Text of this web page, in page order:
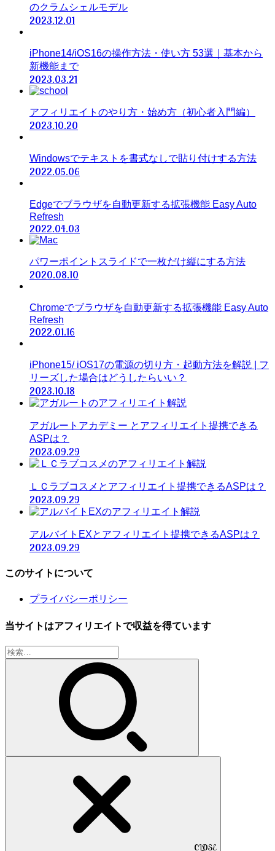
のクラムシェルモデル
2023.12.01
iPhone14/iOS16の操作方法・使い方 53選｜基本から
新機能まで
2023.03.21
アフィリエイトのやり方・始め方（初心者入門編）
2023.10.20
Windowsでテキストを書式なしで貼り付けする方法
2022.05.06
Edgeでブラウザを自動更新する拡張機能 Easy Auto
Refresh
2022.04.03
パワーポイントスライドで一枚だけ縦にする方法
2020.08.10
Chromeでブラウザを自動更新する拡張機能 Easy Auto
Refresh
2022.01.16
iPhone15/ iOS17の電源の切り方・起動方法を解説 | フ
リーズした場合はどうしたらいい？
2023.10.18
アガルートアカデミー とアフィリエイト提携できる
ASPは？
2023.09.29
ＬＣラブコスメとアフィリエイト提携できるASPは？
2023.09.29
アルバイトEXとアフィリエイト提携できるASPは？
2023.09.29
このサイトについて
プライバシーポリシー
当サイトはアフィリエイトで収益を得ています
検
索:
CLOSE